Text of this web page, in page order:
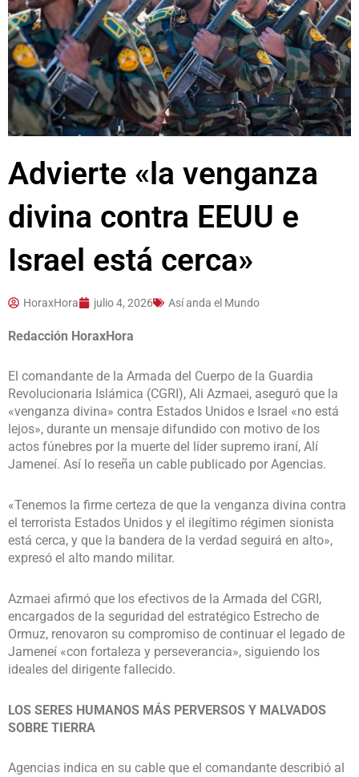
Advierte «la venganza
divina contra EEUU e
Israel está cerca»
HoraxHora julio 4, 2026 Así anda el Mundo
Redacción HoraxHora
El comandante de la Armada del Cuerpo de la Guardia
Revolucionaria Islámica (CGRI), Ali Azmaei, aseguró que la
«venganza divina» contra Estados Unidos e Israel «no está
lejos», durante un mensaje difundido con motivo de los
actos fúnebres por la muerte del líder supremo iraní, Alí
Jameneí. Así lo reseña un cable publicado por Agencias.
«Tenemos la firme certeza de que la venganza divina contra
el terrorista Estados Unidos y el ilegítimo régimen sionista
está cerca, y que la bandera de la verdad seguirá en alto»,
expresó el alto mando militar.
Azmaei afirmó que los efectivos de la Armada del CGRI,
encargados de la seguridad del estratégico Estrecho de
Ormuz, renovaron su compromiso de continuar el legado de
Jameneí «con fortaleza y perseverancia», siguiendo los
ideales del dirigente fallecido.
LOS SERES HUMANOS MÁS PERVERSOS Y MALVADOS
SOBRE TIERRA
Agencias indica en su cable que el comandante describió al